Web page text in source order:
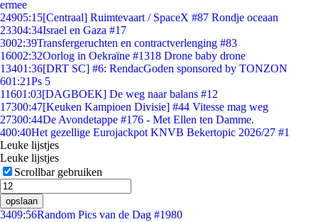
ermee
24905:15[Centraal] Ruimtevaart / SpaceX #87 Rondje oceaan
23304:34Israel en Gaza #17
3002:39Transfergeruchten en contractverlenging #83
16002:32Oorlog in Oekraïne #1318 Drone baby drone
13401:36[DRT SC] #6: RendacGoden sponsored by TONZON
601:21Ps 5
11601:03[DAGBOEK] De weg naar balans #12
17300:47[Keuken Kampioen Divisie] #44 Vitesse mag weg
27300:44De Avondetappe #176 - Met Ellen ten Damme.
400:40Het gezellige Eurojackpot KNVB Bekertopic 2026/27 #1
Leuke lijstjes
Leuke lijstjes
Scrollbar gebruiken
opslaan
3409:56Random Pics van de Dag #1980